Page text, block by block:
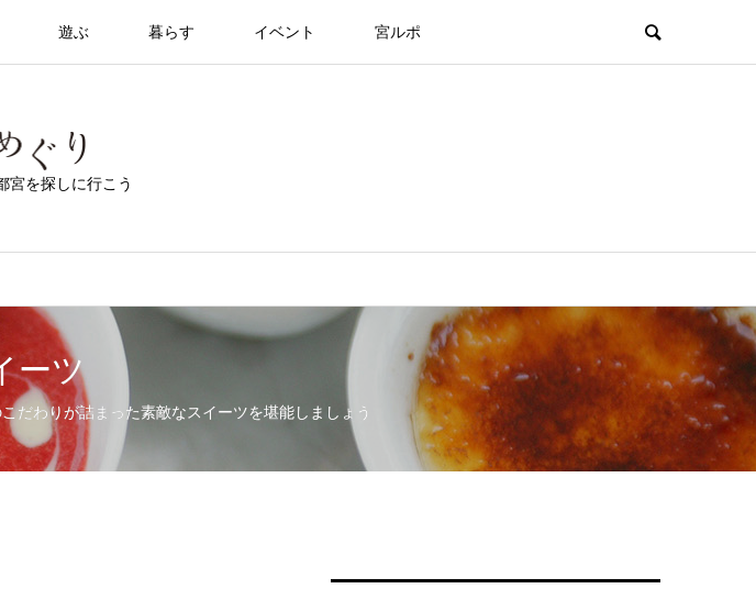
遊ぶ 暮らす イベント 宮ルポ
宮を探しに行こう
ーツ
だわりが詰まった素敵なスイーツを堪能しましょう